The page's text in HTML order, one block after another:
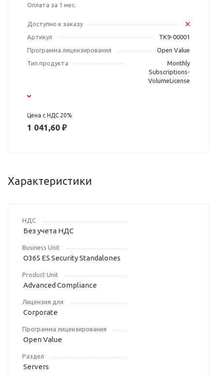
Оплата за 1 мес.
Доступно к заказу
Артикул
TK9-00001
Программа лицензирования
Open Value
Тип продукта
Monthly
Subscriptions-
VolumeLicense
Цена с НДС 20%
1 041,60 ₽
Характеристики
НДС
Без учета НДС
Business Unit
O365 E5 Security Standalones
Product Unit
Advanced Compliance
Лицензия для
Corporate
Программа лицензирования
Open Value
Раздел
Servers